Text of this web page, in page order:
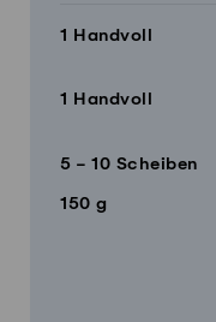
1 Handvoll
1 Handvoll
5 - 10 Scheiben
150 g